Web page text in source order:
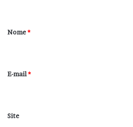
r
*
Nome*
E-mail*
Site